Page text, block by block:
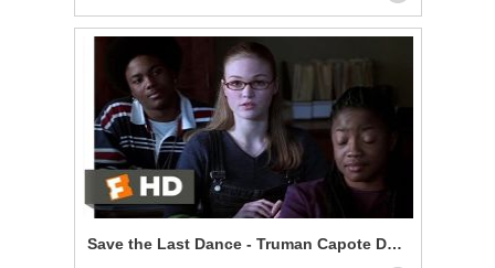
Save the Last Dance - Truman Capote Debate